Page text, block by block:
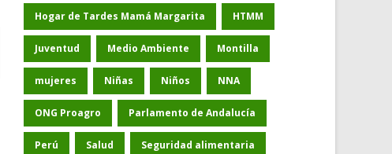
Hogar de Tardes Mamá Margarita HTMM
Juventud Medio Ambiente Montilla
mujeres Niñas Niños NNA
ONG Proagro Parlamento de Andalucía
Perú Salud Seguridad alimentaria